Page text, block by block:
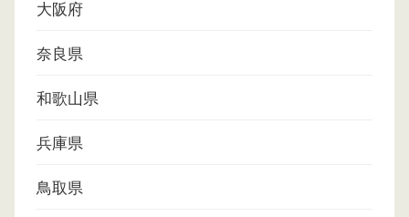
大阪府
奈良県
和歌山県
兵庫県
鳥取県